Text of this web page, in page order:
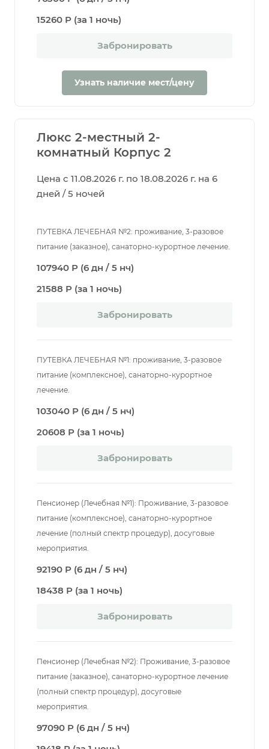
15260 Р (за 1 ночь)
Забронировать
Узнать наличие мест/цену
Люкс 2-местный 2-
комнатный Корпус 2
Цена с 11.08.2026 г. по 18.08.2026 г. на 6
дней / 5 ночей
ПУТЕВКА ЛЕЧЕБНАЯ №2: проживание, 3-разовое
питание (заказное), санаторно-курортное лечение.
107940 Р (6 дн / 5 нч)
21588 Р (за 1 ночь)
Забронировать
ПУТЕВКА ЛЕЧЕБНАЯ №1: проживание, 3-разовое
питание (комплексное), санаторно-курортное
лечение.
103040 Р (6 дн / 5 нч)
20608 Р (за 1 ночь)
Забронировать
Пенсионер (Лечебная №1): Проживание, 3-разовое
питание (комплексное), санаторно-курортное
лечение (полный спектр процедур), досуговые
мероприятия.
92190 Р (6 дн / 5 нч)
18438 Р (за 1 ночь)
Забронировать
Пенсионер (Лечебная №2): Проживание, 3-разовое
питание (заказное), санаторно-курортное лечение
(полный спектр процедур), досуговые
мероприятия.
97090 Р (6 дн / 5 нч)